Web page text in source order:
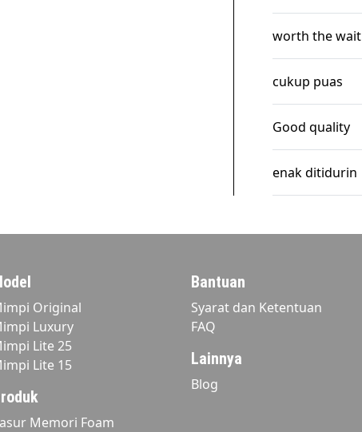
worth the wait
cukup puas
Good quality
enak ditidurin
Original
Luxury
Lite 25
Lite 15
Memori Foam
Bantuan
Syarat dan Ketentuan
FAQ
Lainnya
Blog